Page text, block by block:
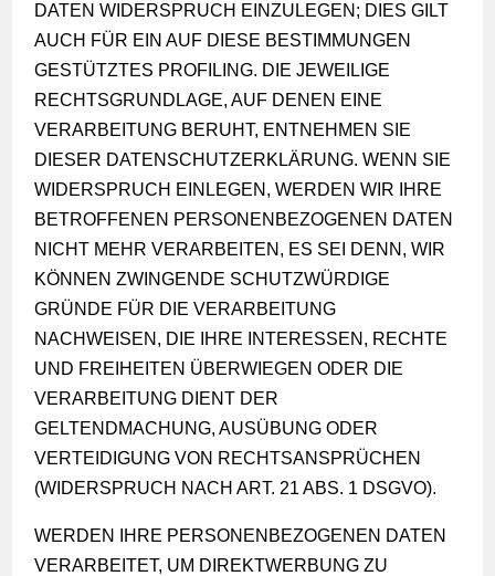
DATEN WIDERSPRUCH EINZULEGEN; DIES GILT
AUCH FÜR EIN AUF DIESE BESTIMMUNGEN
GESTÜTZTES PROFILING. DIE JEWEILIGE
RECHTSGRUNDLAGE, AUF DENEN EINE
VERARBEITUNG BERUHT, ENTNEHMEN SIE
DIESER DATENSCHUTZERKLÄRUNG. WENN SIE
WIDERSPRUCH EINLEGEN, WERDEN WIR IHRE
BETROFFENEN PERSONENBEZOGENEN DATEN
NICHT MEHR VERARBEITEN, ES SEI DENN, WIR
KÖNNEN ZWINGENDE SCHUTZWÜRDIGE
GRÜNDE FÜR DIE VERARBEITUNG
NACHWEISEN, DIE IHRE INTERESSEN, RECHTE
UND FREIHEITEN ÜBERWIEGEN ODER DIE
VERARBEITUNG DIENT DER
GELTENDMACHUNG, AUSÜBUNG ODER
VERTEIDIGUNG VON RECHTSANSPRÜCHEN
(WIDERSPRUCH NACH ART. 21 ABS. 1 DSGVO).
WERDEN IHRE PERSONENBEZOGENEN DATEN
VERARBEITET, UM DIREKTWERBUNG ZU